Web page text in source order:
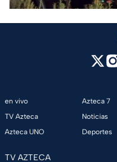
en vivo
TV Azteca
Azteca UNO
Azteca 7
Noticias
Deportes
TV AZTECA